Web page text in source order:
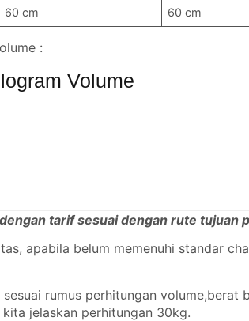
60 cm 60 cm
:
Volume
tarif sesuai dengan rute tujuan
apabila belum memenuhi standar
rumus perhitungan volume,berat
jelaskan perhitungan 30kg.